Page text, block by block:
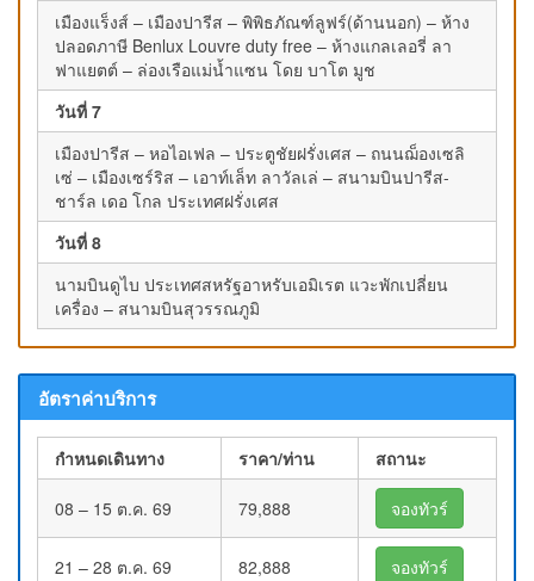
เมืองแร็งส์ – เมืองปารีส – พิพิธภัณฑ์ลูฟร์(ด้านนอก) – ห้าง
ปลอดภาษี Benlux Louvre duty free – ห้างแกลเลอรี่ ลา
ฟาแยตต์ – ล่องเรือแม่น้ำแซน โดย บาโต มูช
วันที่ 7
เมืองปารีส – หอไอเฟล – ประตูชัยฝรั่งเศส – ถนนฌ็องเซลิ
เซ่ – เมืองเซร์ริส – เอาท์เล็ท ลาวัลเล่ – สนามบินปารีส-
ชาร์ล เดอ โกล ประเทศฝรั่งเศส
วันที่ 8
นามบินดูไบ ประเทศสหรัฐอาหรับเอมิเรต แวะพักเปลี่ยน
เครื่อง – สนามบินสุวรรณภูมิ
อัตราค่าบริการ
กำหนดเดินทาง ราคา/ท่าน สถานะ
08 – 15 ต.ค. 69 79,888 จองทัวร์
21 – 28 ต.ค. 69 82,888 จองทัวร์